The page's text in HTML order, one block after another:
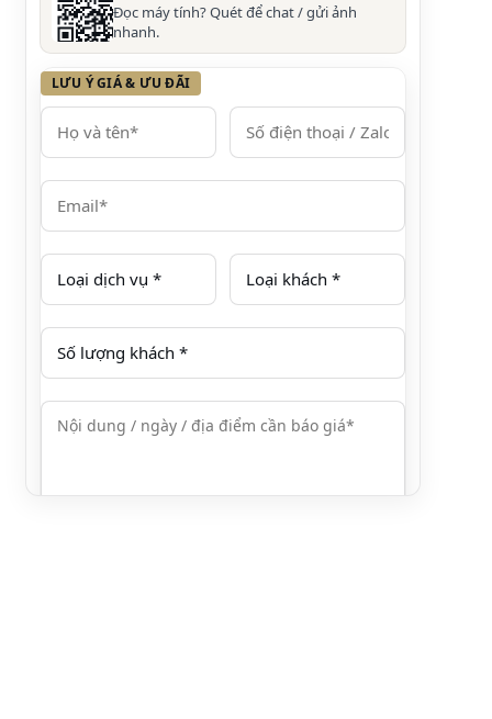
Đọc máy tính? Quét để chat / gửi ảnh
nhanh.
LƯU Ý GIÁ & ƯU ĐÃI